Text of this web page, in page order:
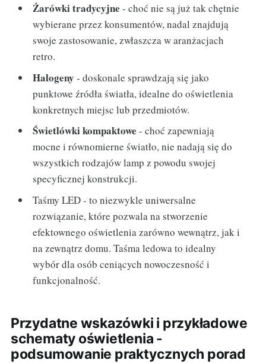
Żarówki tradycyjne - choć nie są już tak chętnie
wybierane przez konsumentów, nadal znajdują
swoje zastosowanie, zwłaszcza w aranżacjach
retro.
Halogeny - doskonale sprawdzają się jako
punktowe źródła światła, idealne do oświetlenia
konkretnych miejsc lub przedmiotów.
Świetlówki kompaktowe - choć zapewniają
mocne i równomierne światło, nie nadają się do
wszystkich rodzajów lamp z powodu swojej
specyficznej konstrukcji.
Taśmy LED - to niezwykle uniwersalne
rozwiązanie, które pozwala na stworzenie
efektownego oświetlenia zarówno wewnątrz, jak i
na zewnątrz domu. Taśma ledowa to idealny
wybór dla osób ceniących nowoczesność i
funkcjonalność.
Przydatne wskazówki i przykładowe
schematy oświetlenia -
podsumowanie praktycznych porad